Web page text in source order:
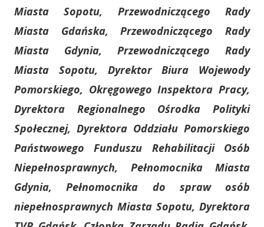
Miasta Sopotu, Przewodniczącego Rady
Miasta Gdańska, Przewodniczącego Rady
Miasta Gdynia, Przewodniczącego Rady
Miasta Sopotu, Dyrektor Biura Wojewody
Pomorskiego, Okręgowego Inspektora Pracy,
Dyrektora Regionalnego Ośrodka Polityki
Społecznej, Dyrektora Oddziału Pomorskiego
Państwowego Funduszu Rehabilitacji Osób
Niepełnosprawnych, Pełnomocnika Miasta
Gdynia, Pełnomocnika do spraw osób
niepełnosprawnych Miasta Sopotu, Dyrektora